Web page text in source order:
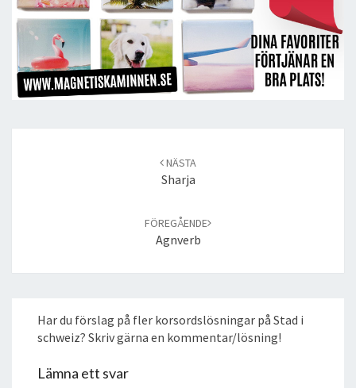
NÄSTA
Sharja
FÖREGÅENDE
Agnverb
Har du förslag på fler korsordslösningar på Stad i
schweiz? Skriv gärna en kommentar/lösning!
Lämna ett svar